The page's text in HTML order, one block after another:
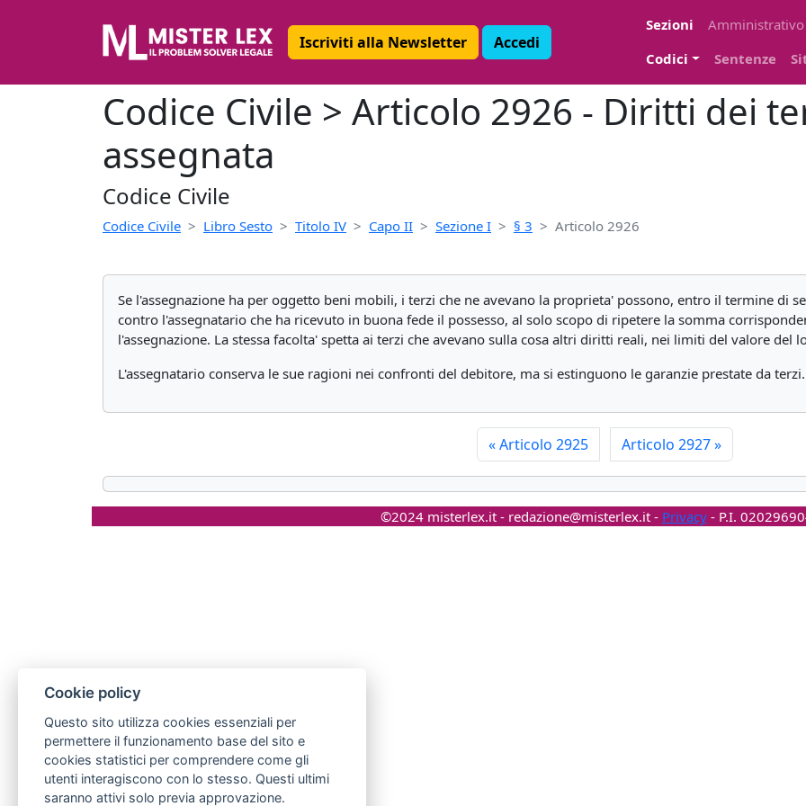
Iscriviti alla Newsletter Accedi
Sezioni
Amministrativo
Codici
Sentenze
Codice Civile > Articolo 2926 - Diritti dei
assegnata
Codice Civile
Codice Civile Libro Sesto Titolo IV Capo II Sezione I § 3 Articolo 2926
Se l'assegnazione ha per oggetto beni mobili, i terzi che ne avevano la proprieta' possono, entro il termine di
contro l'assegnatario che ha ricevuto in buona fede il possesso, al solo scopo di ripetere la somma
l'assegnazione. La stessa facolta' spetta ai terzi che avevano sulla cosa altri diritti reali, nei limiti del valore del
L'assegnatario conserva le sue ragioni nei confronti del debitore, ma si estinguono le garanzie prestate da terzi.
«Articolo 2925 Articolo 2927»
©2024 misterlex.it - redazione@misterlex.it- Privacy- P.I.
Cookie policy
Questo sito utilizza cookies essenziali per
permettere il funzionamento base del sito e
cookies statistici per comprendere come gli
utenti interagiscono con lo stesso. Questi ultimi
saranno attivi solo previa approvazione.